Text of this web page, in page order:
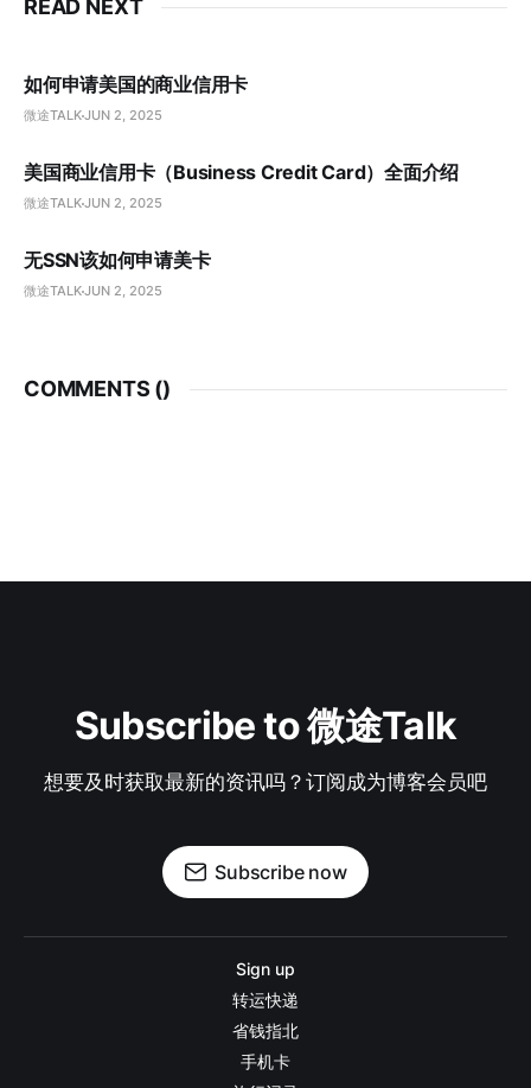
READ NEXT
如何申请美国的商业信用卡
微途TALKJUN 2, 2025
美国商业信用卡（Business Credit Card）全面介绍
微途TALKJUN 2, 2025
无SSN该如何申请美卡
微途TALKJUN 2, 2025
COMMENTS ()
Subscribe to 微途Talk
想要及时获取最新的资讯吗？订阅成为博客会员吧
Subscribe now
Sign up
转运快递
省钱指北
手机卡